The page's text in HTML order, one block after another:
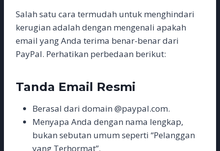
Salah satu cara termudah untuk menghindari
kerugian adalah dengan mengenali apakah
email yang Anda terima benar-benar dari
PayPal. Perhatikan perbedaan berikut:
Tanda Email Resmi
Berasal dari domain @paypal.com.
Menyapa Anda dengan nama lengkap,
bukan sebutan umum seperti “Pelanggan
yang Terhormat”.